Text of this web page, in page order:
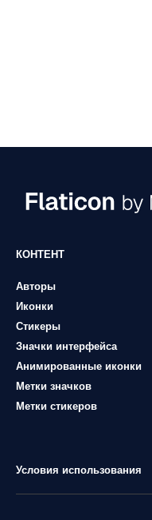
КОНТЕНТ
Авторы
Иконки
Стикеры
Значки интерфейса
Анимированные иконки
Метки значков
Метки стикеров
Условия использования